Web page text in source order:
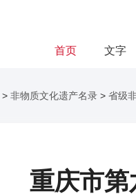
首页 文字
> 非物质文化遗产名录 > 省级
重庆市